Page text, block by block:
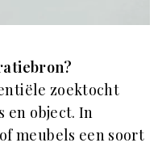
zoektocht
en object. In
meubels een soort